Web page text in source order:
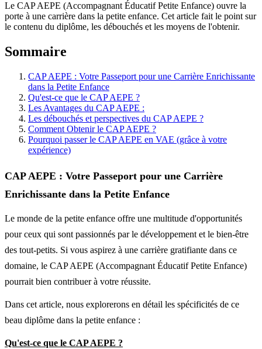
Le CAP AEPE (Accompagnant Éducatif Petite Enfance) ouvre la
porte à une carrière dans la petite enfance. Cet article fait le point sur
le contenu du diplôme, les débouchés et les moyens de l'obtenir.
Sommaire
CAP AEPE : Votre Passeport pour une Carrière Enrichissante
dans la Petite Enfance
‍Qu'est-ce que le CAP AEPE ?
Les Avantages du CAP AEPE :
Les débouchés et perspectives du CAP AEPE ?
Comment Obtenir le CAP AEPE ?
Pourquoi passer le CAP AEPE en VAE (grâce à votre
expérience)
CAP AEPE : Votre Passeport pour une Carrière
Enrichissante dans la Petite Enfance
Le monde de la petite enfance offre une multitude d'opportunités
pour ceux qui sont passionnés par le développement et le bien-être
des tout-petits. Si vous aspirez à une carrière gratifiante dans ce
domaine, le CAP AEPE (Accompagnant Éducatif Petite Enfance)
pourrait bien contribuer à votre réussite.
Dans cet article, nous explorerons en détail les spécificités de ce
beau diplôme dans la petite enfance :
Qu'est-ce que le CAP AEPE ?